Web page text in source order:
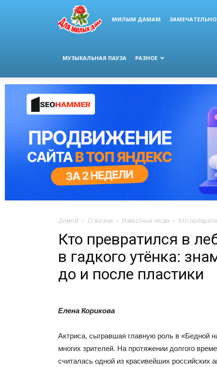
МИЛЫМ ДАМАМ
МУЗЫКАЛЬНАЯ ПАУЗА РАЗНОЕ
Домой О жизни Известные люди Кто
Кто превратился в
в гадкого утёнка:
до и после пластики
Елена Корикова
Актриса, сыгравшая главную роль в «Бедной
многих зрителей. На протяжении долгого
считалась одной из красивейших российских